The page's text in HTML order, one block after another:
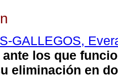
GALLEGOS,
los que
eliminación en